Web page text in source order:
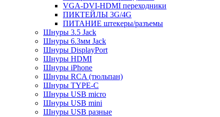
VGA-DVI-HDMI переходники
ПИКТЕЙЛЫ 3G/4G
ПИТАНИЕ штекеры/разъемы
Шнуры 3.5 Jack
Шнуры 6.3мм Jack
Шнуры DisplayPort
Шнуры HDMI
Шнуры iPhone
Шнуры RCA (тюльпан)
Шнуры TYPE-C
Шнуры USB micro
Шнуры USB mini
Шнуры USB разные